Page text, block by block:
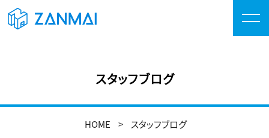
スタッフブログ
HOME スタッフブログ